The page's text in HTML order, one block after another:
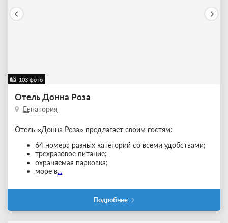
103 фото
Отель Донна Роза
Евпатория
Отель «Донна Роза» предлагает своим гостям:
64 номера разных категорий со всеми удобствами;
трехразовое питание;
охраняемая парковка;
море в...
Подробнее